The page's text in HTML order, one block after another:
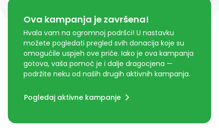
Ova kampanja je završena!
Hvala vam na ogromnoj podršci! U nastavku
možete pogledati pregled svih donacija koje su
omogućile uspjeh ove priče. Iako je ova kampanja
gotova, vaša pomoć je i dalje dragocjena —
podržite neku od naših drugih aktivnih kampanja.
Pogledaj aktivne kampanje